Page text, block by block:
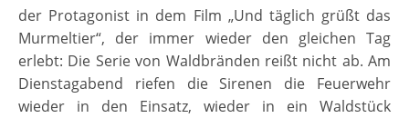
der Protagonist in dem Film „Und täglich grüßt das
Murmeltier“, der immer wieder den gleichen Tag
erlebt: Die Serie von Waldbränden reißt nicht ab. Am
Dienstagabend riefen die Sirenen die Feuerwehr
wieder in den Einsatz, wieder in ein Waldstück